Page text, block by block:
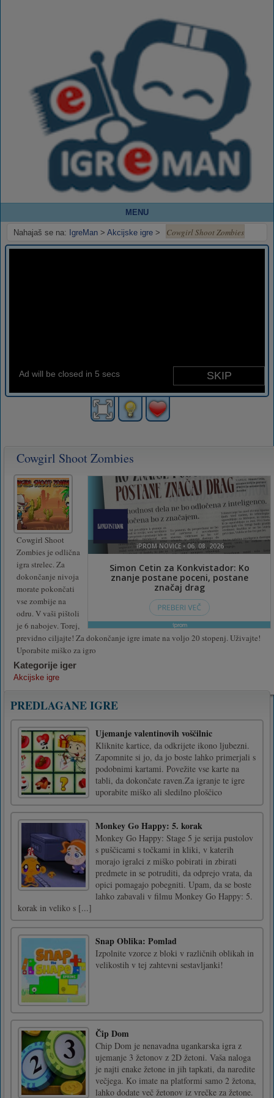
MENU
Nahajaš se na: IgreMan > Akcijske igre > Cowgirl Shoot Zombies
Cowgirl Shoot Zombies
Cowgirl Shoot
Zombies je odlična
igra strelec. Za
dokončanje nivoja
morate pokončati
vse zombije na
odru. V vaši pištoli
je 6 nabojev. Torej,
previdno ciljajte! Za dokončanje igre imate na voljo 20 stopenj. Uživajte!
Uporabite miško za igro
Kategorije iger
Akcijske igre
PREDLAGANE IGRE
Ujemanje valentinovih voščilnic
Kliknite kartice, da odkrijete ikono ljubezni.
Zapomnite si jo, da jo boste lahko primerjali s
podobnimi kartami. Povežite vse karte na
tabli, da dokončate raven.Za igranje te igre
uporabite miško ali sledilno ploščico
Monkey Go Happy: 5. korak
Monkey Go Happy: Stage 5 je serija pustolov
s puščicami s točkami in kliki, v katerih
morajo igralci z miško pobirati in zbirati
predmete in se potruditi, da odprejo vrata, da
opici pomagajo pobegniti. Upam, da se boste
lahko zabavali v filmu Monkey Go Happy: 5.
korak in veliko s [...]
Snap Oblika: Pomlad
Izpolnite vzorce z bloki v različnih oblikah in
velikostih v tej zahtevni sestavljanki!
Čip Dom
Chip Dom je nenavadna ugankarska igra z
ujemanje 3 žetonov z 2D žetoni. Vaša naloga
je najti enake žetone in jih tapkati, da naredite
večjega. Ko imate na platformi samo 2 žetona,
lahko dodate več žetonov iz vrečke za žetone.